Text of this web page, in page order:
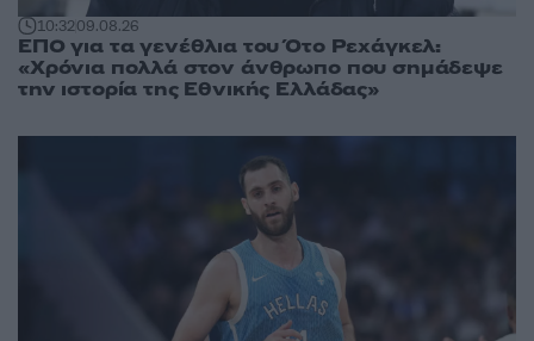
10:3209.08.26
ΕΠΟ για τα γενέθλια του Ότο Ρεχάγκελ:
«Χρόνια πολλά στον άνθρωπο που σημάδεψε
την ιστορία της Εθνικής Ελλάδας»